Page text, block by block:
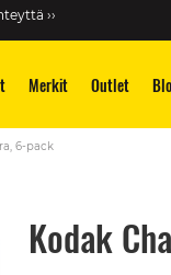
››
Merkit Outlet
6-pack
Kodak